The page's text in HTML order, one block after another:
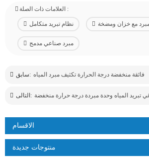
العلامات ذات الصلة :
نظام تبريد متكامل مع خزان ومضخة
مبرد صناعي مدمج
سابق: فائقة منخفضة درجة الحرارة تكثيف مبرد المياه
التالى: تبريد المياه وحدة مبردة درجة حرارة منخفضة
الاقسام
منتوجات جديدة